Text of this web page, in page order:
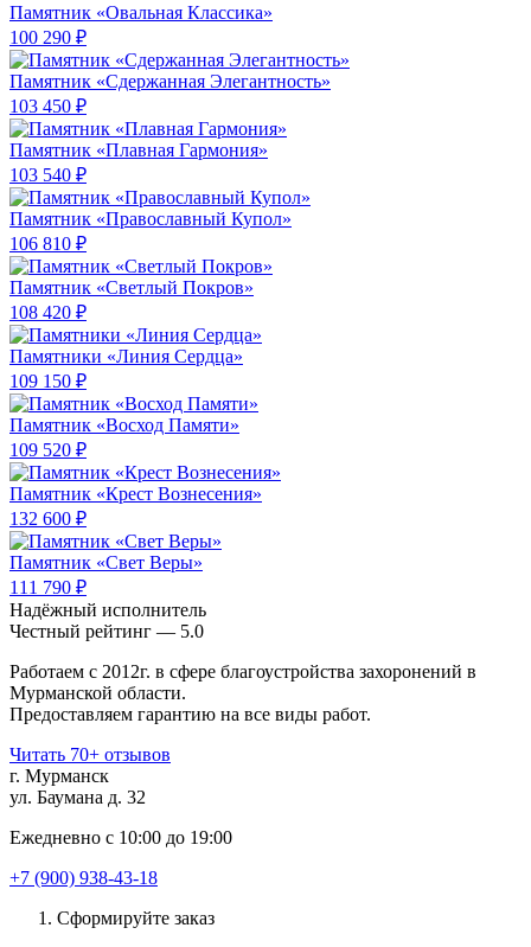
Памятник «Овальная Классика»
100 290 ₽
Памятник «Сдержанная Элегантность»
103 450 ₽
Памятник «Плавная Гармония»
103 540 ₽
Памятник «Православный Купол»
106 810 ₽
Памятник «Светлый Покров»
108 420 ₽
Памятники «Линия Сердца»
109 150 ₽
Памятник «Восход Памяти»
109 520 ₽
Памятник «Крест Вознесения»
132 600 ₽
Памятник «Свет Веры»
111 790 ₽
Надёжный исполнитель
Чеcтный рейтинг — 5.0
Работаем с 2012г. в сфере благоустройства захоронений в
Мурманской области.
Предоставляем гарантию на все виды работ.
Читать 70+ отзывов
г. Мурманск
ул. Баумана д. 32
Ежедневно с 10:00 до 19:00
+7 (900) 938-43-18
Сформируйте заказ